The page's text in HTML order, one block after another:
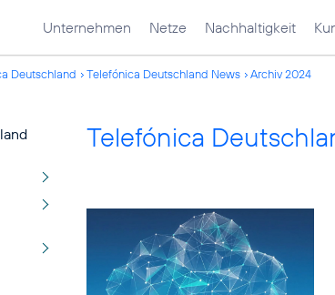
Unternehmen Netze Nachhaltigkeit
Deutschland Telefónica Deutschland News Archiv 2024
Telefónica